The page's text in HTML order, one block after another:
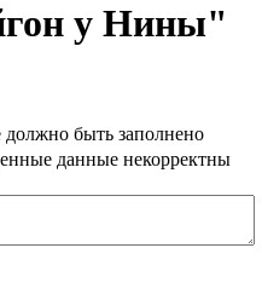
у Нины"
быть заполнено
данные некорректны